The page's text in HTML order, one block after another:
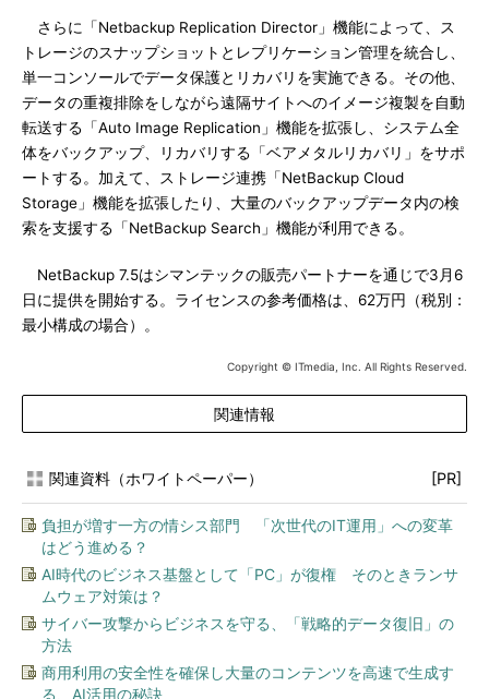
さらに「Netbackup Replication Director」機能によって、ス
トレージのスナップショットとレプリケーション管理を統合し、
単一コンソールでデータ保護とリカバリを実施できる。その他、
データの重複排除をしながら遠隔サイトへのイメージ複製を自動
転送する「Auto Image Replication」機能を拡張し、システム全
体をバックアップ、リカバリする「ベアメタルリカバリ」をサポ
ートする。加えて、ストレージ連携「NetBackup Cloud
Storage」機能を拡張したり、大量のバックアップデータ内の検
索を支援する「NetBackup Search」機能が利用できる。
NetBackup 7.5はシマンテックの販売パートナーを通じで3月6
日に提供を開始する。ライセンスの参考価格は、62万円（税別：
最小構成の場合）。
Copyright © ITmedia, Inc. All Rights Reserved.
関連情報
関連資料（ホワイトペーパー） [PR]
負担が増す一方の情シス部門 「次世代のIT運用」への変革
はどう進める？
AI時代のビジネス基盤として「PC」が復権 そのときランサ
ムウェア対策は？
サイバー攻撃からビジネスを守る、「戦略的データ復旧」の
方法
商用利用の安全性を確保し大量のコンテンツを高速で生成す
る、AI活用の秘訣